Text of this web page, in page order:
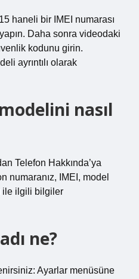
haneli bir IMEI numarası
Daha sonra videodaki
kodunu girin.
ayrıntılı olarak
nasıl
Telefon Hakkında’ya
numaranız, IMEI, model
ile ilgili bilgiler
ne?
Ayarlar menüsüne